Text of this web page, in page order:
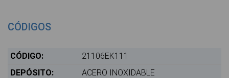
CÓDIGOS
21106EK111
ACERO INOXIDABLE